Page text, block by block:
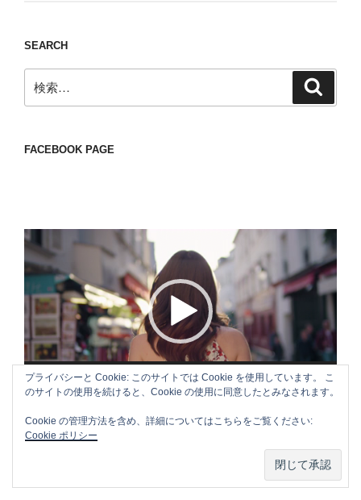
SEARCH
索:
FACEBOOK PAGE
動
画
プ
レ
ー
ヤ
ー
00:00 00:18
プライバシーと Cookie: このサイトでは Cookie を使用しています。 こ
のサイトの使用を続けると、Cookie の使用に同意したとみなされます。
Cookie の管理方法を含め、詳細についてはこちらをご覧ください:
Cookie ポリシー